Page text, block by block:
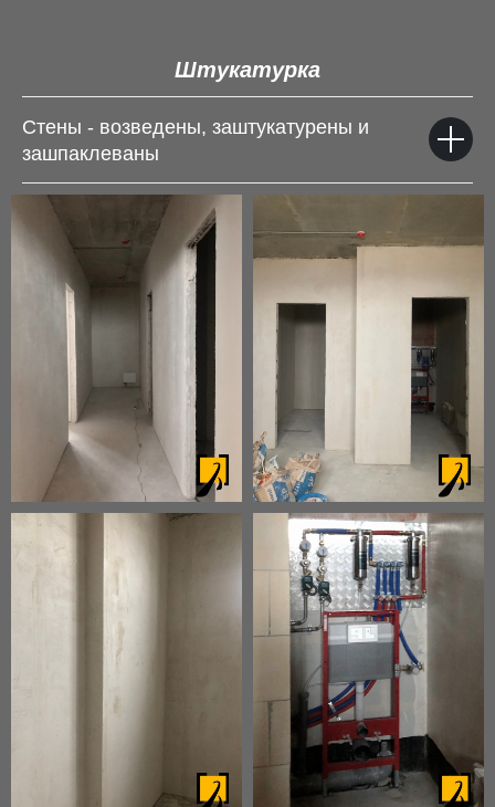
Штукатурка
Стены - возведены, заштукатурены и
зашпаклеваны